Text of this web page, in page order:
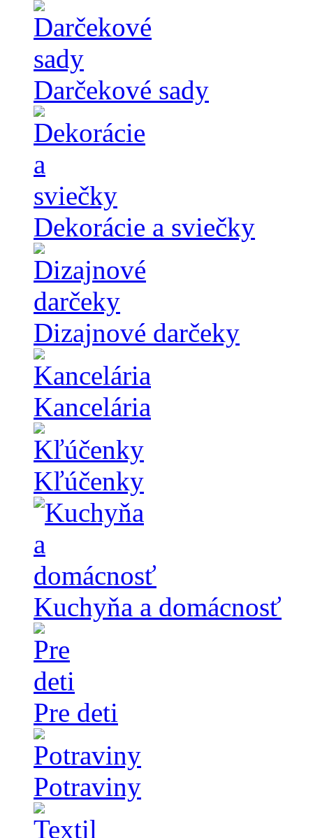
Darčekové sady
Dekorácie a sviečky
Dizajnové darčeky
Kancelária
Kľúčenky
Kuchyňa a domácnosť
Pre deti
Potraviny